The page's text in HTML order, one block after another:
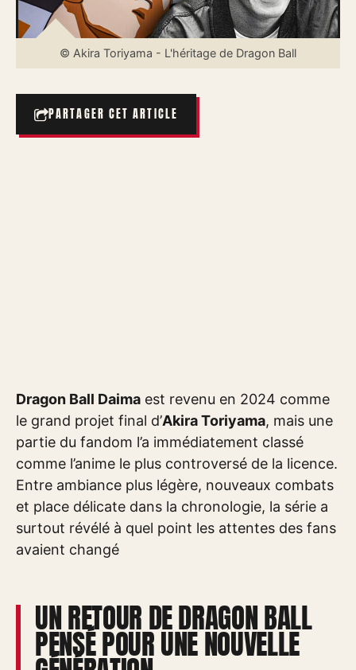
© Akira Toriyama - L'héritage de Dragon Ball
PARTAGER CET ARTICLE
Dragon Ball Daima est revenu en 2024 comme
le grand projet final d’Akira Toriyama, mais une
partie du fandom l’a immédiatement classé
comme l’anime le plus controversé de la licence.
Entre ambiance plus légère, nouveaux combats
et place délicate dans la chronologie, la série a
surtout révélé à quel point les attentes des fans
avaient changé
UN RETOUR DE DRAGON BALL
PENSÉ POUR UNE NOUVELLE